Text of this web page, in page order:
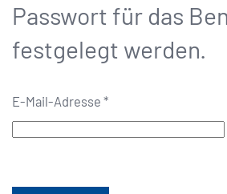
Passwort für das
festgelegt werden.
E-Mail-Adresse *